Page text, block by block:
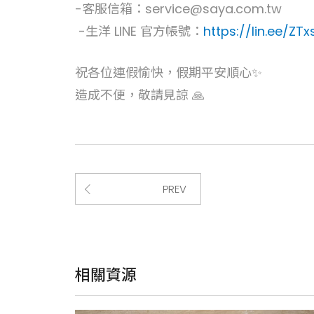
-客服信箱：service@saya.com.tw
-生洋 LINE 官方帳號： https://lin.ee/
祝各位連假愉快，假期平安順心✨
造成不便，敬請見諒 🙏
PREV
相關資源